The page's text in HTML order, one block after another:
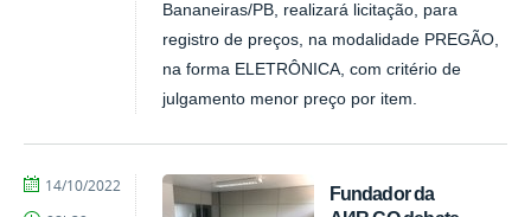
Bananeiras/PB, realizará licitação, para
registro de preços, na modalidade PREGÃO,
na forma ELETRÔNICA, com critério de
julgamento menor preço por item.
Fundador da
por
publicado
14/10/2022